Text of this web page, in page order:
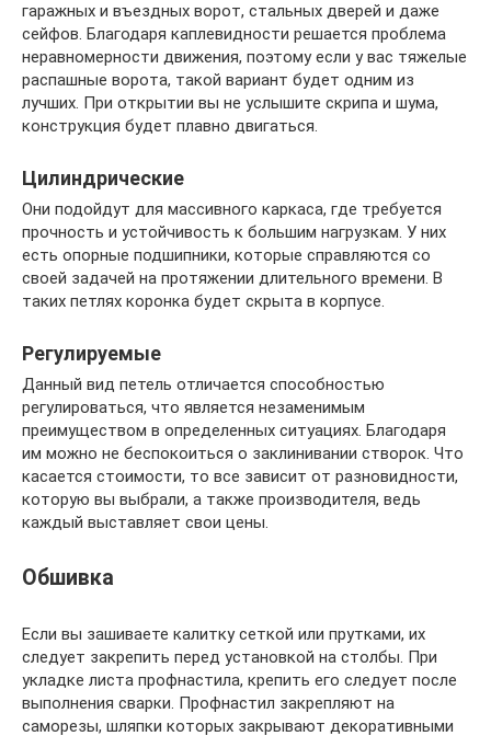
гаражных и въездных ворот, стальных дверей и даже
сейфов. Благодаря каплевидности решается проблема
неравномерности движения, поэтому если у вас тяжелые
распашные ворота, такой вариант будет одним из
лучших. При открытии вы не услышите скрипа и шума,
конструкция будет плавно двигаться.
Цилиндрические
Они подойдут для массивного каркаса, где требуется
прочность и устойчивость к большим нагрузкам. У них
есть опорные подшипники, которые справляются со
своей задачей на протяжении длительного времени. В
таких петлях коронка будет скрыта в корпусе.
Регулируемые
Данный вид петель отличается способностью
регулироваться, что является незаменимым
преимуществом в определенных ситуациях. Благодаря
им можно не беспокоиться о заклинивании створок. Что
касается стоимости, то все зависит от разновидности,
которую вы выбрали, а также производителя, ведь
каждый выставляет свои цены.
Обшивка
Если вы зашиваете калитку сеткой или прутками, их
следует закрепить перед установкой на столбы. При
укладке листа профнастила, крепить его следует после
выполнения сварки. Профнастил закрепляют на
саморезы, шляпки которых закрывают декоративными